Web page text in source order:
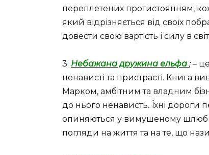
переплетених протистоянням,
який відрізняється від своїх
довести свою вартість і силу в
3. Небажана дружина ельфа ;–
ненависті та пристрасті. Книга
Марком, амбітним та владним
до нього ненависть. Їхні
опиняються у вимушеному шлюбі
погляди на життя та на те, що